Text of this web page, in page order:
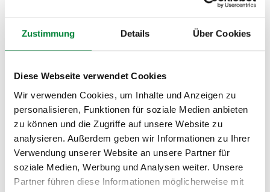
Zustimmung Details Über Cookies
Diese Webseite verwendet Cookies
Wir verwenden Cookies, um Inhalte und Anzeigen zu
personalisieren, Funktionen für soziale Medien anbieten
zu können und die Zugriffe auf unsere Website zu
analysieren. Außerdem geben wir Informationen zu Ihrer
Verwendung unserer Website an unsere Partner für
soziale Medien, Werbung und Analysen weiter. Unsere
Partner führen diese Informationen möglicherweise mit
Bedarfsanalyse und flexible
prägen den Arbeitsalltag deiner Mitarbeitenden?
Arbeiten sie überwiegend im Büro, in der Produktion
oder im Außendienst? Welche Beschwerden treten am
häufigsten auf? Wir führen eine strukturierte
Bedarfsanalyse durch – vor Ort oder digital – und
entwickeln darauf basierend ein passgenaues